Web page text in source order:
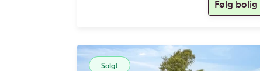
Solgt